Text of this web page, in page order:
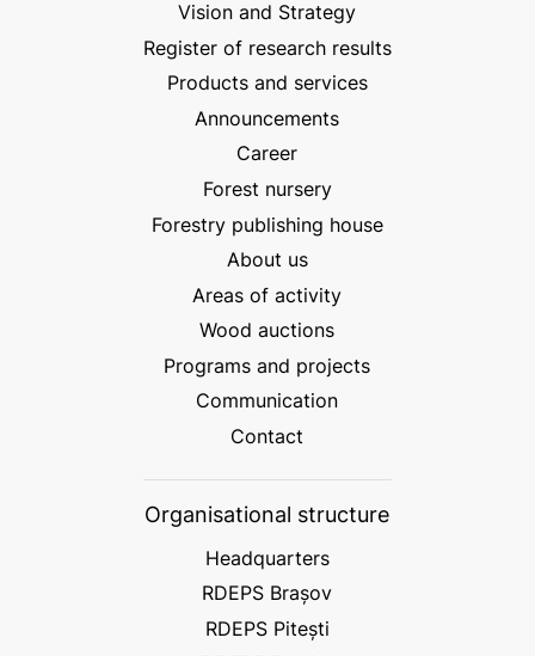
Vision and Strategy
Register of research results
Products and services
Announcements
Career
Forest nursery
Forestry publishing house
About us
Areas of activity
Wood auctions
Programs and projects
Communication
Contact
Organisational structure
Headquarters
RDEPS Brașov
RDEPS Pitești